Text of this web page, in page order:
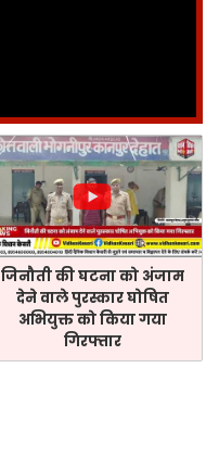
जिनौती की घटना को अंजाम
देने वाले पुरस्कार घोषित
अभियुक्त को किया गया
गिरफ्तार